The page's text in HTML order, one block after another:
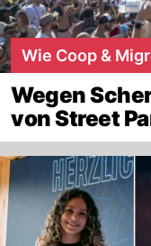
Wie Coop &
Wegen
von Street